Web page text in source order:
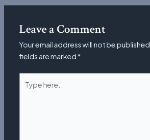
Leave a Comment
Your email address will not be published.
fields are marked*
here..